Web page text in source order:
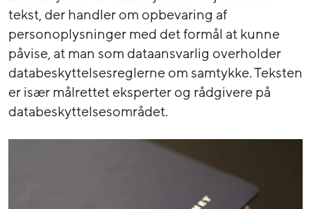
tekst, der handler om opbevaring af
personoplysninger med det formål at kunne
påvise, at man som dataansvarlig overholder
databeskyttelsesreglerne om samtykke. Teksten
er især målrettet eksperter og rådgivere på
databeskyttelsesområdet.